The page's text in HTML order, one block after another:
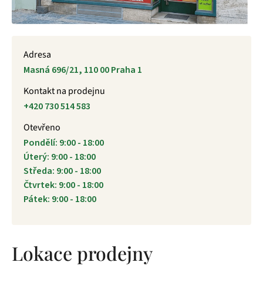
Adresa
Masná 696/21, 110 00 Praha 1
Kontakt na prodejnu
+420 730 514 583
Otevřeno
Pondělí: 9:00 - 18:00
Úterý: 9:00 - 18:00
Středa: 9:00 - 18:00
Čtvrtek: 9:00 - 18:00
Pátek: 9:00 - 18:00
Lokace prodejny